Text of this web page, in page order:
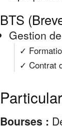
BTS
Gestion
✓
✓ Contrat
Bourses :